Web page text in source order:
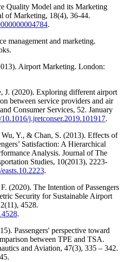
Quality Model and its Marketing
of Marketing, 18(4), 36-44.
.
management and marketing.
Airport Marketing. London:
J. (2020). Exploring different airport
between service providers and air
Consumer Services, 52. January
j.jretconser.2019.101917.
Y., & Chan, S. (2013). Effects of
Satisfaction: A Hierarchical
Analysis. Journal of The
Studies, 10(2013), 2223-
.
(2020). The Intention of Passengers
Security for Sustainable Airport
4528.
.
Passengers' perspective toward
between TPE and TSA.
and Aviation, 47(3), 335 – 342.